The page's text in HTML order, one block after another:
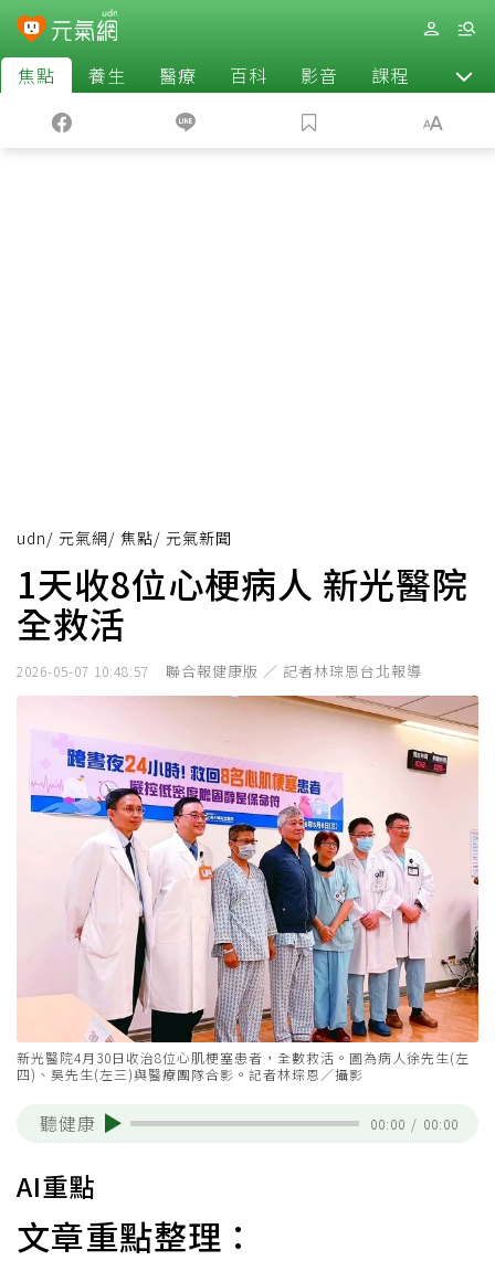
焦點 養生 醫療 百科 影音 課程 退休
udn/ 元氣網/ 焦點/ 元氣新聞
1天收8位心梗病人 新光醫院
全救活
2026-05-07 10:48:57 聯合報健康版 ／ 記者林琮恩台北報導
新光醫院4月30日收治8位心肌梗塞患者，全數救活。圖為病人徐先生(左
四)、吳先生(左三)與醫療團隊合影。記者林琮恩／攝影
聽健康 00:00 / 00:00
AI重點
文章重點整理：